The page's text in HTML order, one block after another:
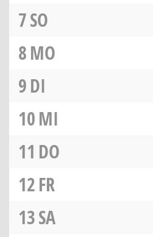
7SO
8MO
9DI
10MI
11 DO
12FR
13SA